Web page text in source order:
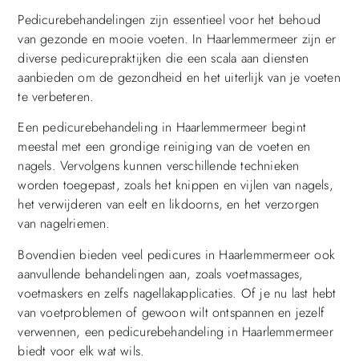
Pedicurebehandelingen zijn essentieel voor het behoud
van gezonde en mooie voeten. In Haarlemmermeer zijn er
diverse pedicurepraktijken die een scala aan diensten
aanbieden om de gezondheid en het uiterlijk van je voeten
te verbeteren.
Een pedicurebehandeling in Haarlemmermeer begint
meestal met een grondige reiniging van de voeten en
nagels. Vervolgens kunnen verschillende technieken
worden toegepast, zoals het knippen en vijlen van nagels,
het verwijderen van eelt en likdoorns, en het verzorgen
van nagelriemen.
Bovendien bieden veel pedicures in Haarlemmermeer ook
aanvullende behandelingen aan, zoals voetmassages,
voetmaskers en zelfs nagellakapplicaties. Of je nu last hebt
van voetproblemen of gewoon wilt ontspannen en jezelf
verwennen, een pedicurebehandeling in Haarlemmermeer
biedt voor elk wat wils.